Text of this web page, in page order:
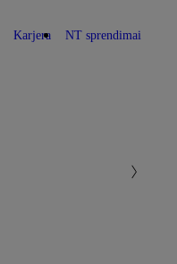
Karjera NT sprendimai